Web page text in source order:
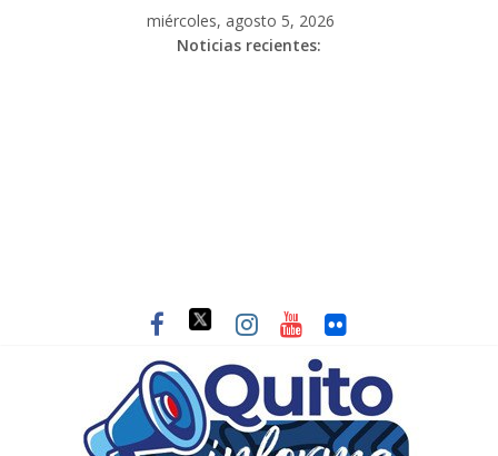
miércoles, agosto 5, 2026
Noticias recientes: